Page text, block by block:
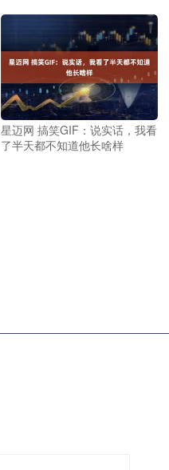
星迈网 搞笑GIF：说实话，我看
了半天都不知道他长啥样